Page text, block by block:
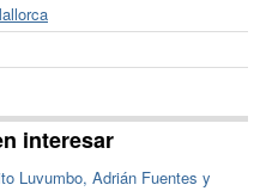
interesar
Luvumbo, Adrián Fuentes y